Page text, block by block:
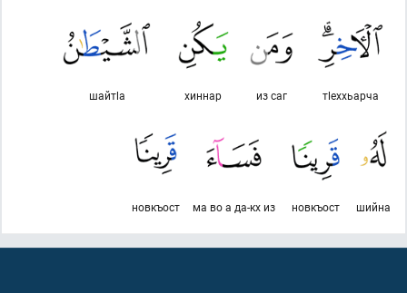
тlеххьарча
из саг
хиннар
шайтlа
шийна
новкъост
ма во а да-кх из
новкъост